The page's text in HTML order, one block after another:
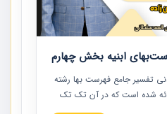
ابنیه بخش چهارم
تفسیر جامع فهرست بها رشته
شده است که در آن تک تک
تفسیر و ارائه شده است. این